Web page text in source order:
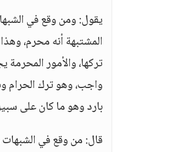
يقول: ومن وقع في
المشتبهة أنه محرم،
تركها، والأمور
واجب، وهو ترك الحرام
بارد وهو ما كان على
قال: من وقع في